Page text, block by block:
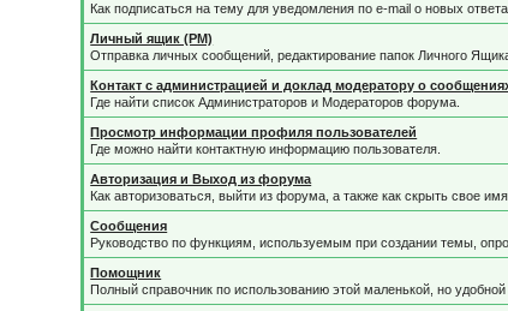
Как подписаться на тему для уведомления по e-mail о новых
Личный ящик (PM)
Отправка личных сообщений, редактирование папок Личного
Контакт с администрацией и доклад модератору о
Где найти список Администраторов и Модераторов форума.
Просмотр информации профиля пользователей
Где можно найти контактную информацию пользователя.
Авторизация и Выход из форума
Как авторизоваться, выйти из форума, а также как скрыть свое
Сообщения
Руководство по функциям, используемым при создании темы,
Помощник
Полный справочник по использованию этой маленькой, но удобной